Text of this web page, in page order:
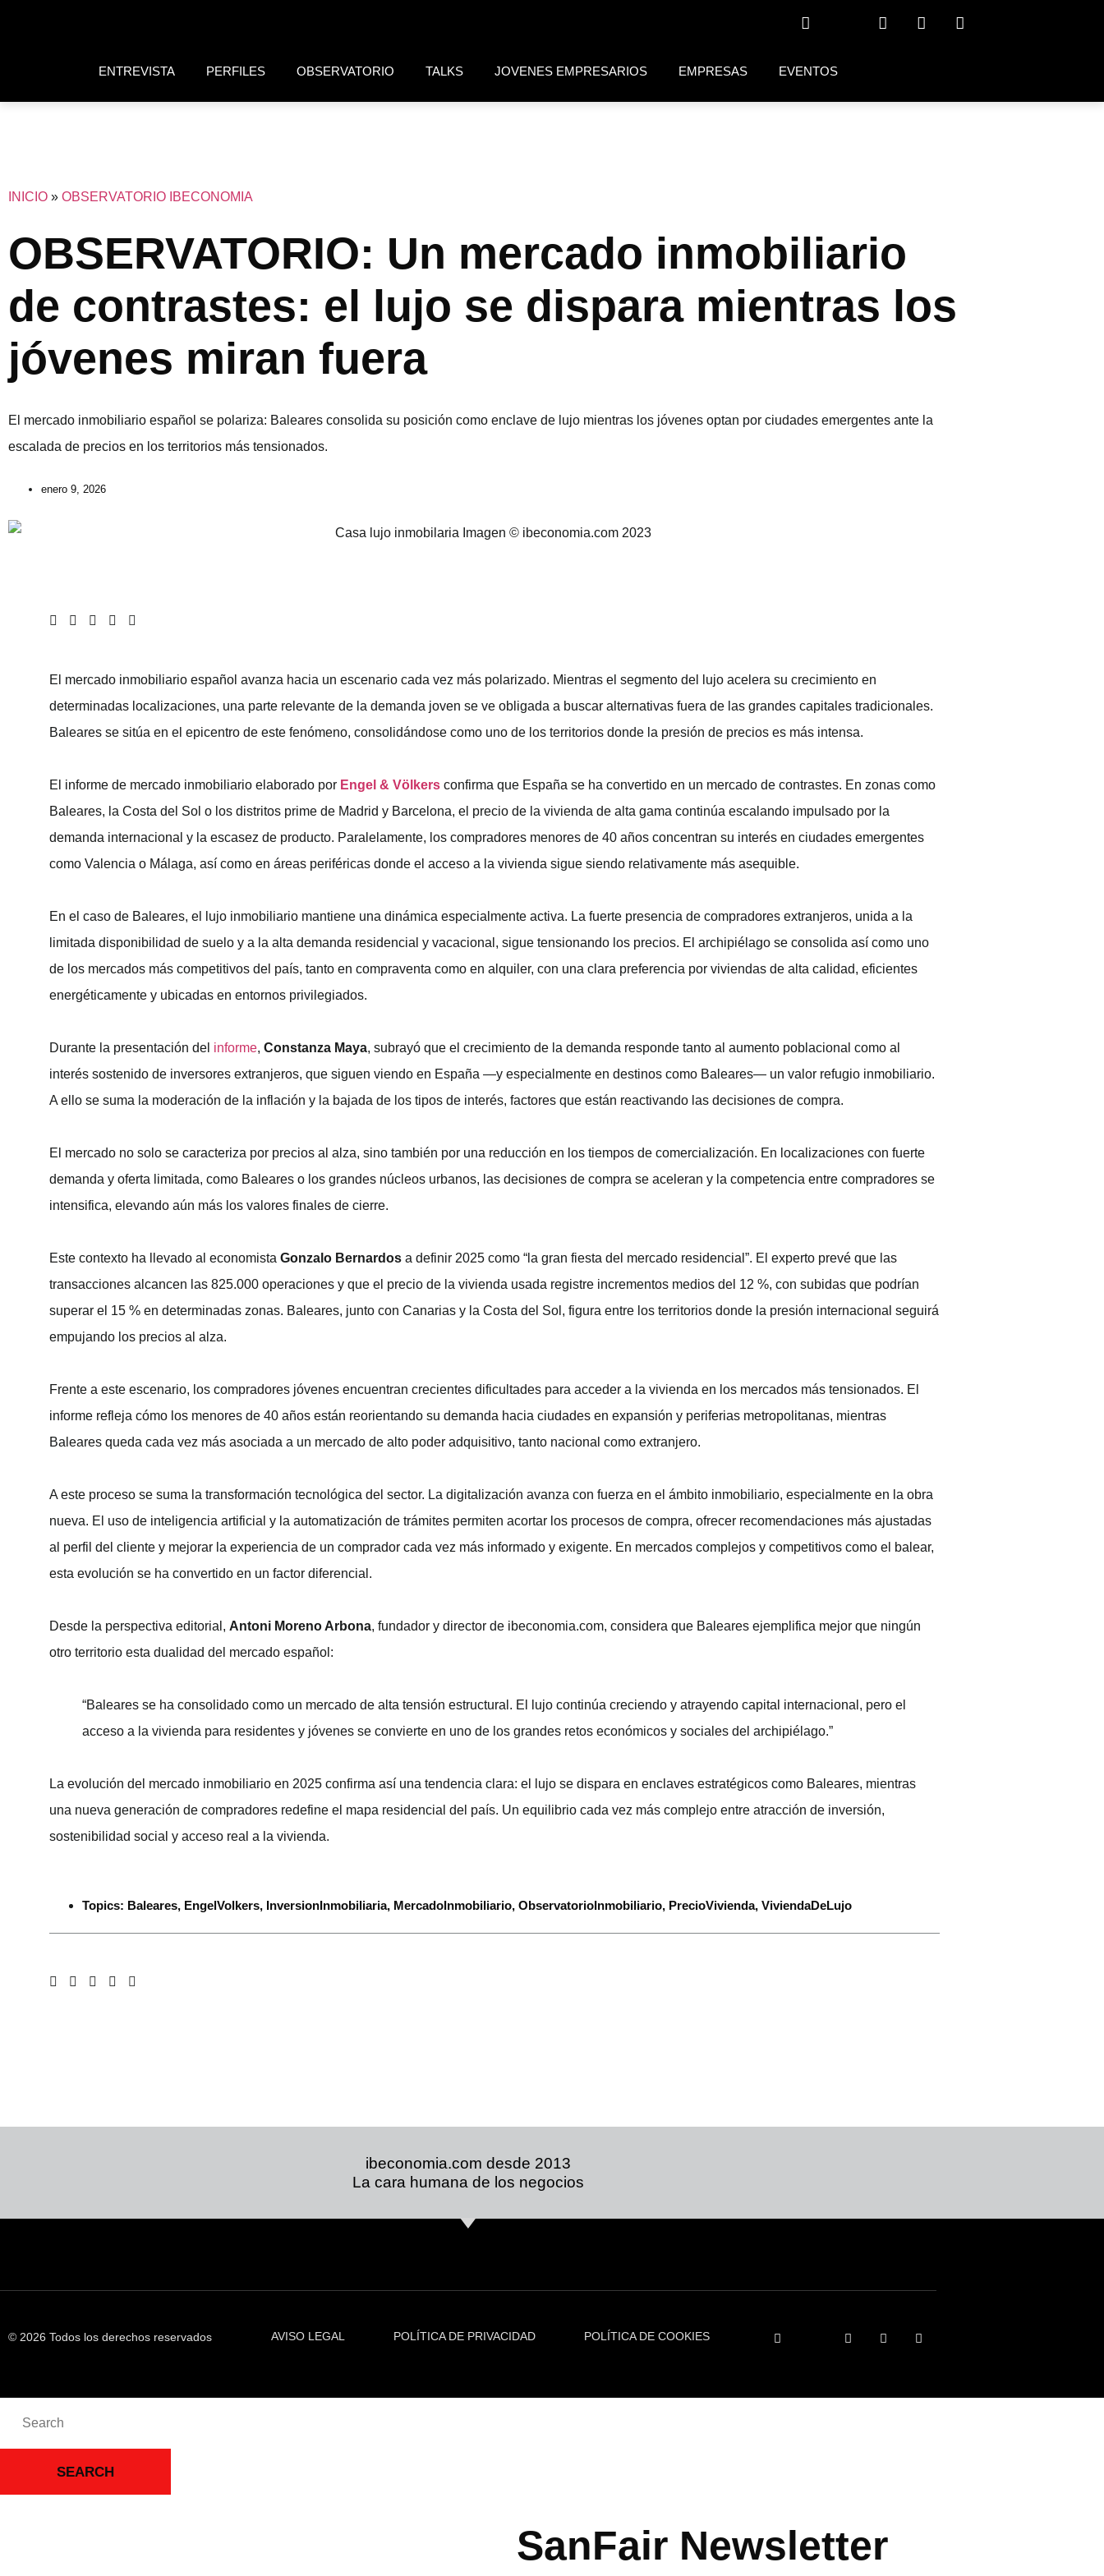
ENTREVISTA PERFILES OBSERVATORIO TALKS JOVENES EMPRESARIOS EMPRESAS EVENTOS
INICIO » OBSERVATORIO IBECONOMIA
OBSERVATORIO: Un mercado inmobiliario
de contrastes: el lujo se dispara mientras los
jóvenes miran fuera
El mercado inmobiliario español se polariza: Baleares consolida su posición como enclave de lujo mientras los jóvenes optan por ciudades emergentes ante la
escalada de precios en los territorios más tensionados.
enero 9, 2026
El mercado inmobiliario español avanza hacia un escenario cada vez más polarizado. Mientras el segmento del lujo acelera su crecimiento en
determinadas localizaciones, una parte relevante de la demanda joven se ve obligada a buscar alternativas fuera de las grandes capitales tradicionales.
Baleares se sitúa en el epicentro de este fenómeno, consolidándose como uno de los territorios donde la presión de precios es más intensa.
El informe de mercado inmobiliario elaborado por Engel & Völkers confirma que España se ha convertido en un mercado de contrastes. En zonas como
Baleares, la Costa del Sol o los distritos prime de Madrid y Barcelona, el precio de la vivienda de alta gama continúa escalando impulsado por la
demanda internacional y la escasez de producto. Paralelamente, los compradores menores de 40 años concentran su interés en ciudades emergentes
como Valencia o Málaga, así como en áreas periféricas donde el acceso a la vivienda sigue siendo relativamente más asequible.
En el caso de Baleares, el lujo inmobiliario mantiene una dinámica especialmente activa. La fuerte presencia de compradores extranjeros, unida a la
limitada disponibilidad de suelo y a la alta demanda residencial y vacacional, sigue tensionando los precios. El archipiélago se consolida así como uno
de los mercados más competitivos del país, tanto en compraventa como en alquiler, con una clara preferencia por viviendas de alta calidad, eficientes
energéticamente y ubicadas en entornos privilegiados.
Durante la presentación del informe, Constanza Maya, subrayó que el crecimiento de la demanda responde tanto al aumento poblacional como al
interés sostenido de inversores extranjeros, que siguen viendo en España —y especialmente en destinos como Baleares— un valor refugio inmobiliario.
A ello se suma la moderación de la inflación y la bajada de los tipos de interés, factores que están reactivando las decisiones de compra.
El mercado no solo se caracteriza por precios al alza, sino también por una reducción en los tiempos de comercialización. En localizaciones con fuerte
demanda y oferta limitada, como Baleares o los grandes núcleos urbanos, las decisiones de compra se aceleran y la competencia entre compradores se
intensifica, elevando aún más los valores finales de cierre.
Este contexto ha llevado al economista Gonzalo Bernardos a definir 2025 como “la gran fiesta del mercado residencial”. El experto prevé que las
transacciones alcancen las 825.000 operaciones y que el precio de la vivienda usada registre incrementos medios del 12 %, con subidas que podrían
superar el 15 % en determinadas zonas. Baleares, junto con Canarias y la Costa del Sol, figura entre los territorios donde la presión internacional seguirá
empujando los precios al alza.
Frente a este escenario, los compradores jóvenes encuentran crecientes dificultades para acceder a la vivienda en los mercados más tensionados. El
informe refleja cómo los menores de 40 años están reorientando su demanda hacia ciudades en expansión y periferias metropolitanas, mientras
Baleares queda cada vez más asociada a un mercado de alto poder adquisitivo, tanto nacional como extranjero.
A este proceso se suma la transformación tecnológica del sector. La digitalización avanza con fuerza en el ámbito inmobiliario, especialmente en la obra
nueva. El uso de inteligencia artificial y la automatización de trámites permiten acortar los procesos de compra, ofrecer recomendaciones más ajustadas
al perfil del cliente y mejorar la experiencia de un comprador cada vez más informado y exigente. En mercados complejos y competitivos como el balear,
esta evolución se ha convertido en un factor diferencial.
Desde la perspectiva editorial, Antoni Moreno Arbona, fundador y director de ibeconomia.com, considera que Baleares ejemplifica mejor que ningún
otro territorio esta dualidad del mercado español:
“Baleares se ha consolidado como un mercado de alta tensión estructural. El lujo continúa creciendo y atrayendo capital internacional, pero el
acceso a la vivienda para residentes y jóvenes se convierte en uno de los grandes retos económicos y sociales del archipiélago.”
La evolución del mercado inmobiliario en 2025 confirma así una tendencia clara: el lujo se dispara en enclaves estratégicos como Baleares, mientras
una nueva generación de compradores redefine el mapa residencial del país. Un equilibrio cada vez más complejo entre atracción de inversión,
sostenibilidad social y acceso real a la vivienda.
Topics: Baleares, EngelVolkers, InversionInmobiliaria, MercadoInmobiliario, ObservatorioInmobiliario, PrecioVivienda, ViviendaDeLujo
ibeconomia.com desde 2013
La cara humana de los negocios
© 2026 Todos los derechos reservados AVISO LEGAL POLÍTICA DE PRIVACIDAD POLÍTICA DE COOKIES
SEARCH
SanFair Newsletter